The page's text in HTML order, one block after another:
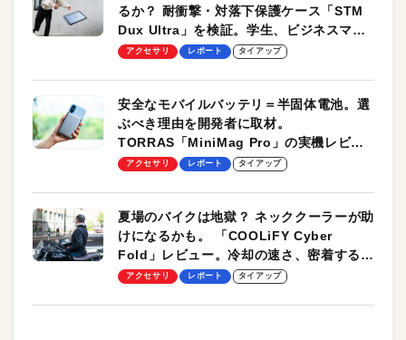
るか？ 耐衝撃・対落下保護ケース「STM
Dux Ultra」を検証。学生、ビジネスマン
のモバイルユースに最適！
アクセサリ レポート タイアップ
安全なモバイルバッテリ＝半固体電池。選
ぶべき理由を開発者に取材。
TORRAS「MiniMag Pro」の実機レビュ
ーも
アクセサリ レポート タイアップ
夏場のバイクは地獄？ ネッククーラーが助
けになるかも。 「COOLiFY Cyber
Fold」レビュー。冷却の速さ、密着する冷
却プレート、シンプルな操作性がグッド！
アクセサリ レポート タイアップ